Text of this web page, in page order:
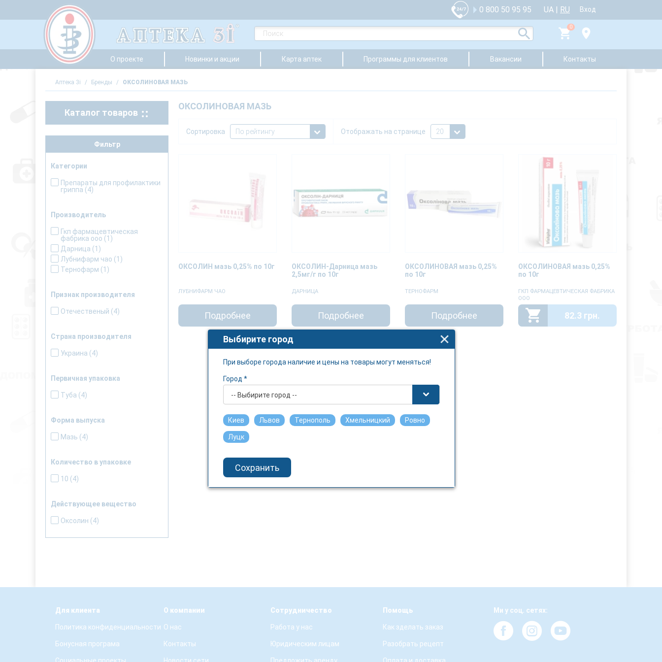
0 800 50 95 95 UA | RU Вход
0
О проекте Новинки и акции Карта аптек Программы для клиентов Вакансии Контакты
Аптека 3i / Бренды / ОКСОЛИНОВАЯ МАЗЬ
Каталог товаров
Фильтр
Категории
Препараты для профилактики
гриппа (4)
Производитель
Гкп фармацевтическая
фабрика ооо (1)
Дарница (1)
Лубнифарм чао (1)
Тернофарм (1)
Признак производителя
Отечественый (4)
Страна производителя
Украина (4)
Первичная упаковка
Туба (4)
Форма выпуска
Мазь (4)
Количество в упаковке
10 (4)
Действующее вещество
Оксолин (4)
ОКСОЛИНОВАЯ МАЗЬ
Сортировка Отображать на странице
ОКСОЛИН мазь 0,25% по 10г
ЛУБНИФАРМ ЧАО
Подробнее
ОКСОЛИН-Дарница мазь
2,5мг/г по 10г
ДАРНИЦА
Подробнее
ОКСОЛИНОВАЯ мазь 0,25%
по 10г
ТЕРНОФАРМ
Подробнее
ОКСОЛИНОВАЯ мазь 0,25%
по 10г
ГКП ФАРМАЦЕВТИЧЕСКАЯ ФАБРИКА
ООО
82.3 грн.
Для клиента
Политика конфиденциальности
Бонусная програма
О компании
О нас
Контакты
Сотрудничество
Работа у нас
Юридическим лицам
Помощь
Как зделать заказ
Разобрать рецепт
Ми у соц. сетях:
Выбирите город
При выборе города наличие и цены на товары могут меняться!
Город *
-- Выбирите город --
Киев Львов Тернополь Хмельницкий Ровно
Луцк
Сохранить